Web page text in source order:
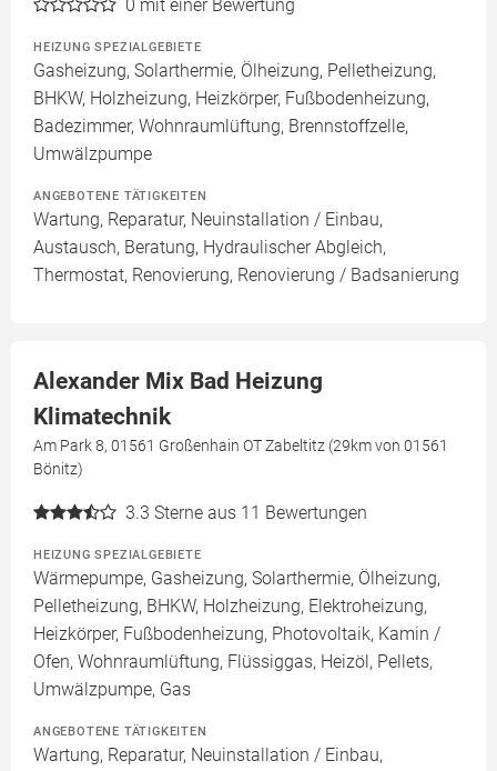
0 mit einer Bewertung
HEIZUNG SPEZIALGEBIETE
Gasheizung, Solarthermie, Ölheizung, Pelletheizung,
BHKW, Holzheizung, Heizkörper, Fußbodenheizung,
Badezimmer, Wohnraumlüftung, Brennstoffzelle,
Umwälzpumpe
ANGEBOTENE TÄTIGKEITEN
Wartung, Reparatur, Neuinstallation / Einbau,
Austausch, Beratung, Hydraulischer Abgleich,
Thermostat, Renovierung, Renovierung / Badsanierung
Alexander Mix Bad Heizung
Klimatechnik
Am Park 8, 01561 Großenhain OT Zabeltitz (29km von 01561
Bönitz)
3.3 Sterne aus 11 Bewertungen
HEIZUNG SPEZIALGEBIETE
Wärmepumpe, Gasheizung, Solarthermie, Ölheizung,
Pelletheizung, BHKW, Holzheizung, Elektroheizung,
Heizkörper, Fußbodenheizung, Photovoltaik, Kamin /
Ofen, Wohnraumlüftung, Flüssiggas, Heizöl, Pellets,
Umwälzpumpe, Gas
ANGEBOTENE TÄTIGKEITEN
Wartung, Reparatur, Neuinstallation / Einbau,